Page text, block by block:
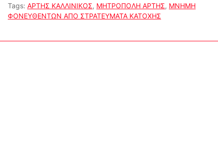
Tags: ΑΡΤΗΣ ΚΑΛΛΙΝΙΚΟΣ, ΜΗΤΡΟΠΟΛΗ ΑΡΤΗΣ, ΜΝΗΜΗ
ΦΟΝΕΥΘΕΝΤΩΝ ΑΠΟ ΣΤΡΑΤΕΥΜΑΤΑ ΚΑΤΟΧΗΣ